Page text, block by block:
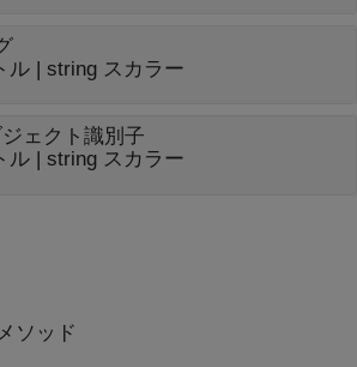
ル| string スカラー
ェクト識別子
ル| string スカラー
ソッド